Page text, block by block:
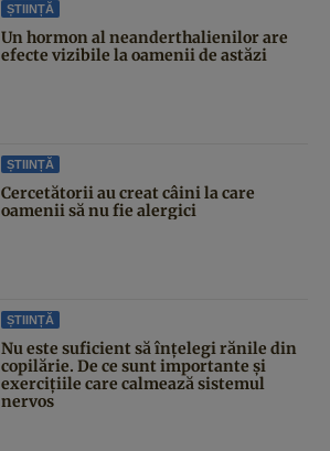
ȘTIINȚĂ
Un hormon al neanderthalienilor are
efecte vizibile la oamenii de astăzi
ȘTIINȚĂ
Cercetătorii au creat câini la care
oamenii să nu fie alergici
ȘTIINȚĂ
Nu este suficient să înțelegi rănile din
copilărie. De ce sunt importante și
exercițiile care calmează sistemul
nervos